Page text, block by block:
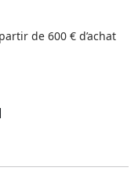
de 600 € d’achat